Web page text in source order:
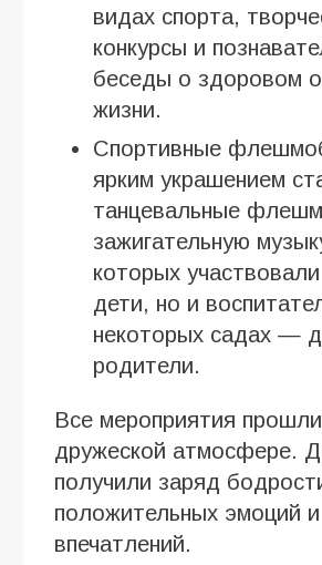
видах спорта,
конкурсы и
беседы о здоровом
жизни.
Спортивные
ярким украшением
танцевальные
зажигательную
которых
дети, но и
некоторых садах —
родители.
Все мероприятия
дружеской атмосфере.
получили заряд
положительных эмоций
впечатлений.